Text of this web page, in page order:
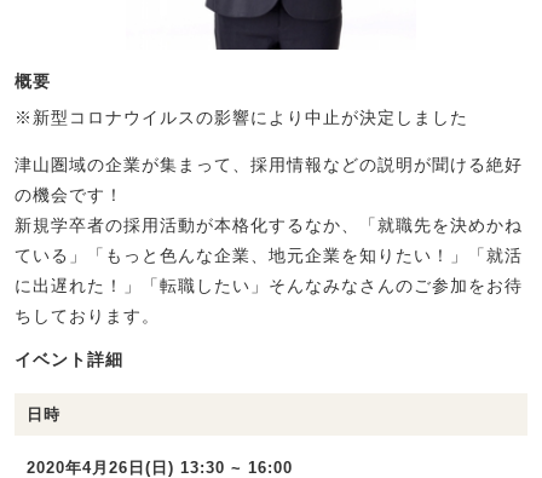
概要
※新型コロナウイルスの影響により中止が決定しました
津山圏域の企業が集まって、採用情報などの説明が聞ける絶好
の機会です！
新規学卒者の採用活動が本格化するなか、「就職先を決めかね
ている」「もっと色んな企業、地元企業を知りたい！」「就活
に出遅れた！」「転職したい」そんなみなさんのご参加をお待
ちしております。
イベント詳細
日時
2020年4月26日(日) 13:30 ~ 16:00